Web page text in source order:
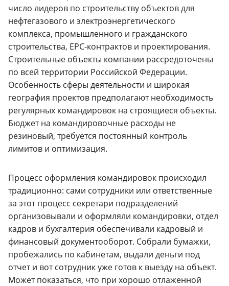
число лидеров по строительству объектов для
нефтегазового и электроэнергетического
комплекса, промышленного и гражданского
строительства, EPC-контрактов и проектирования.
Строительные объекты компании рассредоточены
по всей территории Российской Федерации.
Особенность сферы деятельности и широкая
география проектов предполагают необходимость
регулярных командировок на строящиеся объекты.
Бюджет на командировочные расходы не
резиновый, требуется постоянный контроль
лимитов и оптимизация.
Процесс оформления командировок происходил
традиционно: сами сотрудники или ответственные
за этот процесс секретари подразделений
организовывали и оформляли командировки, отдел
кадров и бухгалтерия обеспечивали кадровый и
финансовый документооборот. Собрали бумажки,
пробежались по кабинетам, выдали деньги под
отчет и вот сотрудник уже готов к выезду на объект.
Может показаться, что при хорошо отлаженной